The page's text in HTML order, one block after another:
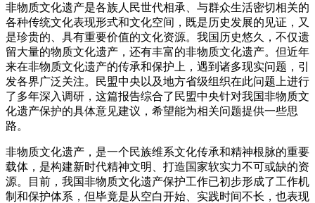
非物质文化遗产是各族人民世代相承、与群众生活密切相关的
各种传统文化表现形式和文化空间，既是历史发展的见证，又
是珍贵的、具有重要价值的文化资源。我国历史悠久，不仅遗
留大量的物质文化遗产，还有丰富的非物质文化遗产。但近年
来在非物质文化遗产的传承和保护上，遇到诸多现实问题，引
发各界广泛关注。民盟中央以及地方省级组织在此问题上进行
了多年深入调研，这篇报告综合了民盟中央针对我国非物质文
化遗产保护的具体意见建议，希望能为相关问题提供一些思
路。
非物质文化遗产，是一个民族维系文化传承和精神根脉的重要
载体，是构建新时代精神文明、打造国家软实力不可或缺的资
源。目前，我国非物质文化遗产保护工作已初步形成了工作机
制和保护体系，但毕竟是从空白开始、实践时间不长，也表现